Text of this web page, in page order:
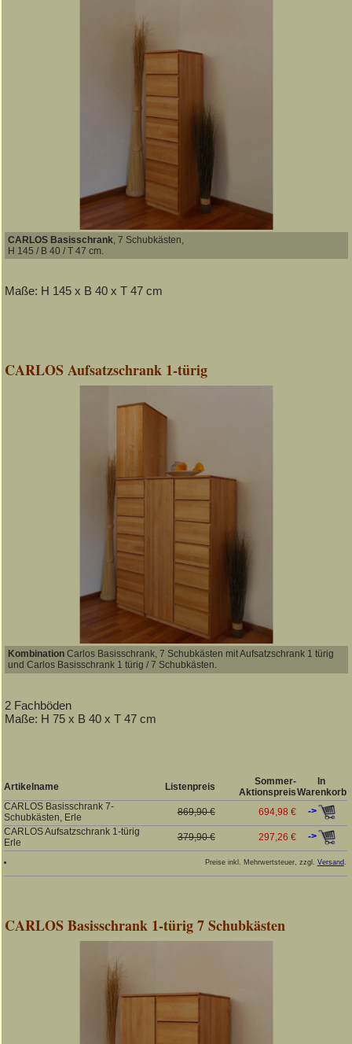
CARLOS Basisschrank , 7 Schubkästen,
H 145 / B 40 / T 47 cm.
Maße: H 145 x B 40 x T 47 cm
CARLOS Aufsatzschrank 1-türig
KombinationCarlos Basisschrank, 7 Schubkästen mit Aufsatzschrank 1 türig
und Carlos Basisschrank 1 türig / 7 Schubkästen.
2 Fachböden
Maße: H 75 x B 40 x T 47 cm
Artikelname Listenpreis
Sommer-
Aktionspreis
In
Warenkorb
CARLOS Basisschrank 7-
Schubkästen, Erle
869,90 € 694,98 €
->
CARLOS Aufsatzschrank 1-türig
Erle
379,90 € 297,26 € ->
Preise inkl. Mehrwertsteuer, zzgl. Versand
CARLOS Basisschrank 1-türig 7 Schubkästen